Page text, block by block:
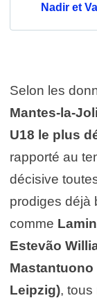
Nadir et
Selon les
Mantes-la-
U18 le plus
rapporté au
décisive
prodiges déjà
comme
Estevão
Mastantuono
Leipzig), tous